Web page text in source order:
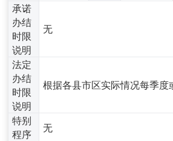
承诺
办结
时限
说明
无
法定
办结
时限
说明
根据各县市区实际情况每季度
特别
程序
无